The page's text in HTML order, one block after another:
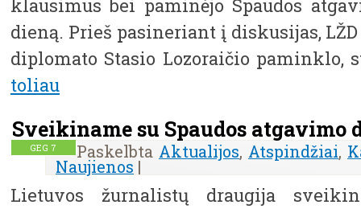
klausimus bei paminėjo Spaudos
dieną. Prieš pasineriant į diskusijas,
diplomato Stasio Lozoraičio paminklo,
toliau
Sveikiname su Spaudos atgavimo
GEG 7 Paskelbta Aktualijos, Atspindžiai,
Naujienos |
Lietuvos žurnalistų draugija